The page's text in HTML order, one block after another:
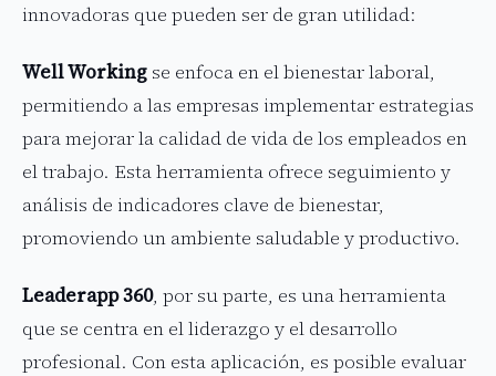
innovadoras que pueden ser de gran utilidad:
Well Working se enfoca en el bienestar laboral,
permitiendo a las empresas implementar estrategias
para mejorar la calidad de vida de los empleados en
el trabajo. Esta herramienta ofrece seguimiento y
análisis de indicadores clave de bienestar,
promoviendo un ambiente saludable y productivo.
Leaderapp 360, por su parte, es una herramienta
que se centra en el liderazgo y el desarrollo
profesional. Con esta aplicación, es posible evaluar